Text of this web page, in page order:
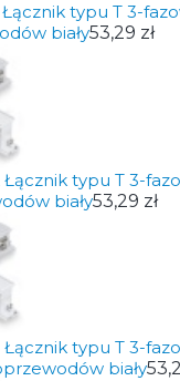
Łącznik typu T 3-
biały53,29 zł
Łącznik typu T 3-
biały53,29 zł
Łącznik typu T 3-
biały